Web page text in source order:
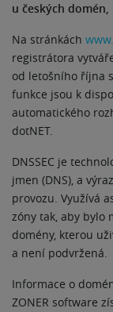
u českých
Na stránkách
registrátora
od letošního října
funkce jsou k
automatického
dotNET.
DNSSEC je
jmen (DNS), a
provozu. Využívá
zóny tak, aby bylo
domény, kterou
a není podvržená.
Informace o
ZONER software